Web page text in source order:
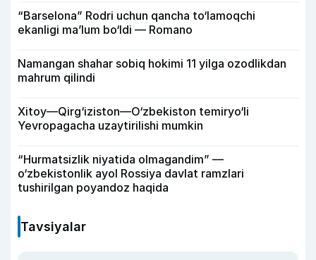
“Barselona” Rodri uchun qancha to‘lamoqchi
ekanligi ma’lum bo‘ldi — Romano
Namangan shahar sobiq hokimi 11 yilga ozodlikdan
mahrum qilindi
Xitoy—Qirg‘iziston—O‘zbekiston temiryo‘li
Yevropagacha uzaytirilishi mumkin
“Hurmatsizlik niyatida olmagandim” —
o‘zbekistonlik ayol Rossiya davlat ramzlari
tushirilgan poyandoz haqida
Tavsiyalar